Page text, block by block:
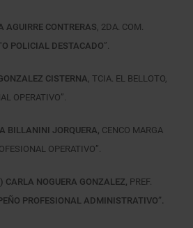
AGUIRRE CONTRERAS , 2DA. COM.
POLICIAL DESTACADO”.
CISTERNA , TCIA. EL BELLOTO,
OPERATIVO”.
BILLANINI JORQUERA, CENCO MARGA
OPERATIVO”.
CARLA NOGUERA GONZALEZ, PREF.
PROFESIONAL ADMINISTRATIVO”.